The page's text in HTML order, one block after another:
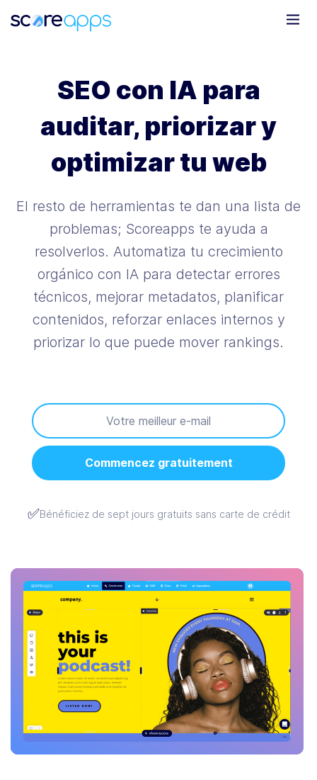
SEO con IA para
auditar, priorizar y
optimizar tu web
El resto de herramientas te dan una lista de
problemas; Scoreapps te ayuda a
resolverlos. Automatiza tu crecimiento
orgánico con IA para detectar errores
técnicos, mejorar metadatos, planificar
contenidos, reforzar enlaces internos y
priorizar lo que puede mover rankings.
Commencez gratuitement
✅Bénéficiez de sept jours gratuits sans carte de crédit